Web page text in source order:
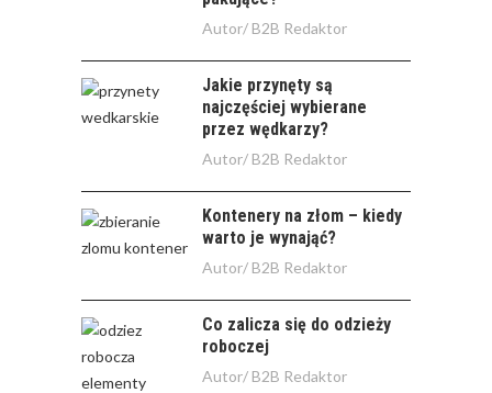
Autor/ B2B Redaktor
Jakie przynęty są
najczęściej wybierane
przez wędkarzy?
Autor/ B2B Redaktor
Kontenery na złom – kiedy
warto je wynająć?
Autor/ B2B Redaktor
Co zalicza się do odzieży
roboczej
Autor/ B2B Redaktor